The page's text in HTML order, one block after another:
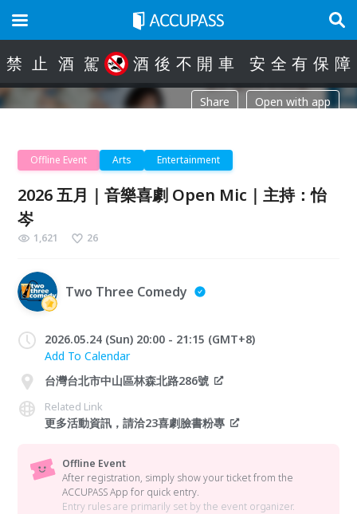
禁 止 酒 駕 酒 後 不 開 車 安 全 有 保 障
Share Open with app
Offline Event Arts Entertainment
2026 五月｜音樂喜劇 Open Mic｜主持：怡
岑
1,621 26
Two Three Comedy
2026.05.24 (Sun) 20:00 - 21:15 (GMT+8)
Add To Calendar
台灣台北市中山區林森北路286號
Related Link
更多活動資訊，請洽23喜劇臉書粉專
Offline Event
After registration, simply show your ticket from the
ACCUPASS App for quick entry.
Entry rules are primarily set by the event organizer.